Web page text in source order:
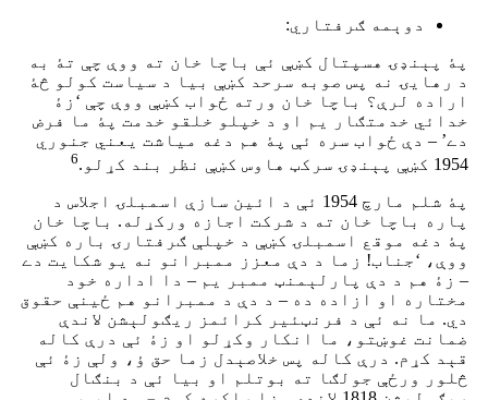
دوېمه ګرفتاري:
پۀ پېنډۍ هسپتال کښې ئې باچا خان ته ووې چې تۀ به
د رهایۍ نه پس صوبه سرحد کښې بیا د سیاست کولو څۀ
اراده لرې؟ باچا خان ورته ځواب کښې ووې چې ‘زۀ
خدائي خدمتګار یم او د خپلو خلقو خدمت پۀ ما فرض
دے’ – دې ځواب سره ئې پۀ هم دغه میاشت یعني جنوري
1954 کښې پېنډۍ سرکټ هاوس کښې نظر بند کړلو.
6
پۀ شلم مارچ 1954 ئې د ائین سازې اسمبلۍ اجلاس د
پاره باچا خان ته د شرکت اجازه ورکړله. باچا خان
پۀ دغه موقع اسمبلۍ کښې د خپلې ګرفتارۍ باره کښې
ووې، ‘جناب! زما د دې معزز ممبرانو نه یو شکایت دے
– زۀ هم د دې پارلېمنټ ممبر یم – دا اداره خود
مختاره او ازاده ده – د دې د ممبرانو هم ځینې حقوق
دي. ما نه ئې د فرنټئیر کرائمز ریګولېشن لاندې
ضمانت غوښتو، ما انکار وکړلو او زۀ ئې درې کاله
قېد کړم. درې کاله پس خلاصېدل زما حق ؤ، ولې زۀ ئې
څلور ورځې جولګا ته بوتلم او بیا ئې د بنګال